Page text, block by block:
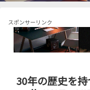
スポンサーリンク
30年の歴史を持